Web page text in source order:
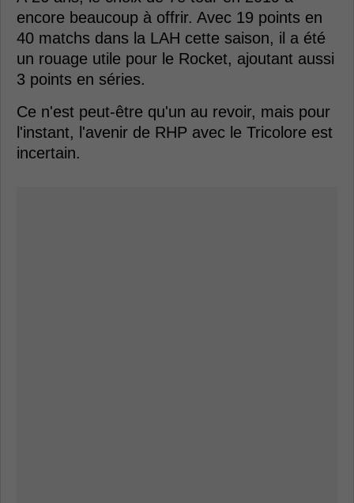
encore beaucoup à offrir. Avec 19 points en
40 matchs dans la LAH cette saison, il a été
un rouage utile pour le Rocket, ajoutant aussi
3 points en séries.
Ce n'est peut-être qu'un au revoir, mais pour
l'instant, l'avenir de RHP avec le Tricolore est
incertain.